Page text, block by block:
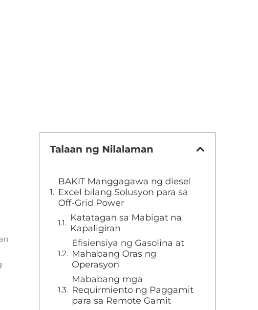
Talaan ng Nilalaman
BAKIT Manggagawa ng diesel
Excel bilang Solusyon para sa
Off-Grid Power
Katatagan sa Mabigat na
Kapaligiran
Efisiensiya ng Gasolina at
Mahabang Oras ng
Operasyon
Mababang mga
Requirmiento ng Paggamit
para sa Remote Gamit